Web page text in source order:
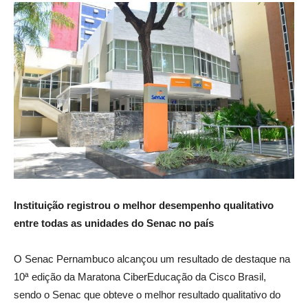
Instituição registrou o melhor desempenho qualitativo
entre todas as unidades do Senac no país
O Senac Pernambuco alcançou um resultado de destaque na
10ª edição da Maratona CiberEducação da Cisco Brasil,
sendo o Senac que obteve o melhor resultado qualitativo do